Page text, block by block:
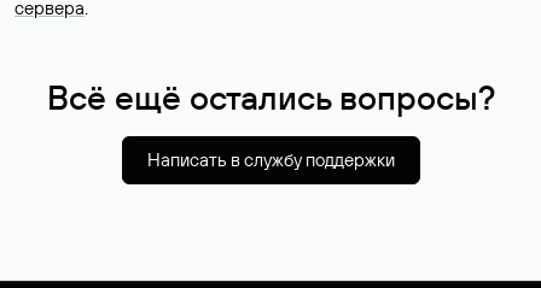
сервера
Всё ещё остались вопросы?
Написать в службу поддержки